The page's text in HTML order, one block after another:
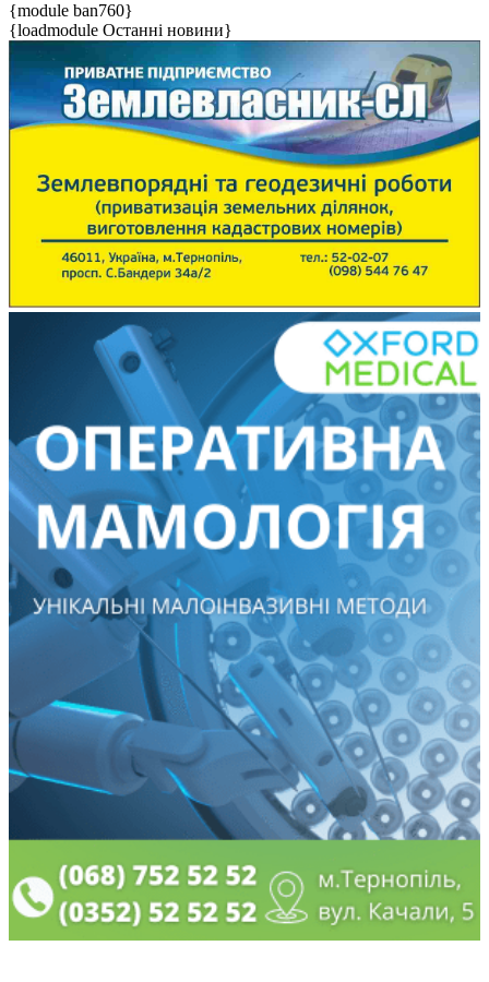
{module ban760}
{loadmodule Останні новини}